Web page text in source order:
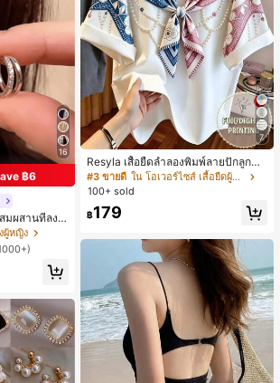
16
฿6
มผสานที่ลงตั
อน, ดีไซน์ส
สตรีและนักเ
คร
ผู้หญิง
7
Resyla เสื้อยืดลำลองพิมพ์ลายปักลูกปัด
รูปโบว์ขนาดใหญ่สำหรับผู้หญิง
#3 ขายดี
ใน โอเวอร์ไซส์ เสื้อยืดผู้หญิง
100+ sold
฿179